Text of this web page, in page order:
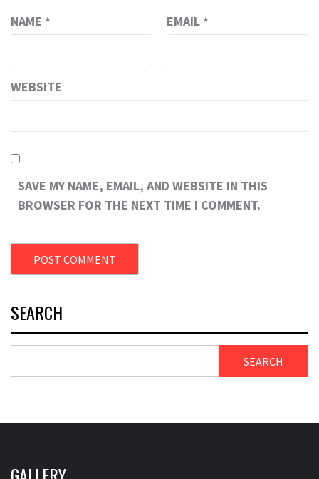
NAME * EMAIL *
WEBSITE
SAVE MY NAME, EMAIL, AND WEBSITE IN THIS
BROWSER FOR THE NEXT TIME I COMMENT.
SEARCH
SEARCH